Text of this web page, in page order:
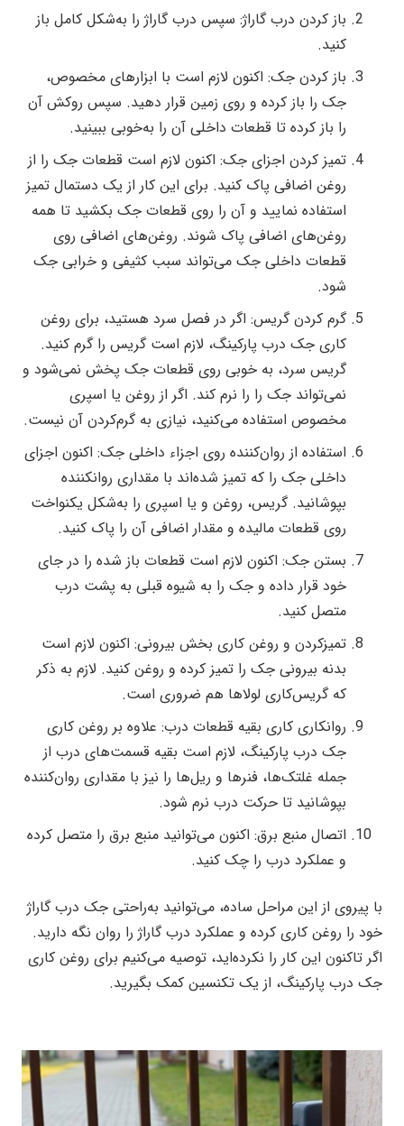
باز کردن درب گاراژ: سپس درب گاراژ را به‌شکل کامل باز
کنید.
باز کردن جک: اکنون لازم است با ابزارهای مخصوص،
جک را باز کرده و روی زمین قرار دهید. سپس روکش آن
را باز کرده تا قطعات داخلی آن را به‌خوبی ببینید.
تمیز کردن اجزای جک: اکنون لازم است قطعات جک را از
روغن اضافی پاک کنید. برای این کار از یک دستمال تمیز
استفاده نمایید و آن را روی قطعات جک بکشید تا همه
روغن‌های اضافی پاک شوند. روغن‌های اضافی روی
قطعات داخلی جک می‌تواند سبب کثیفی و خرابی جک
شود.
گرم کردن گریس: اگر در فصل سرد هستید، برای روغن
کاری جک درب پارکینگ، لازم است گریس را گرم کنید.
گریس سرد، به خوبی روی قطعات جک پخش نمی‌شود و
نمی‌تواند جک را را نرم کند. اگر از روغن یا اسپری
مخصوص استفاده می‌کنید، نیازی به گرم‌کردن آن نیست.
استفاده از روان‌کننده روی اجزاء داخلی جک: اکنون اجزای
داخلی جک را که تمیز شده‌اند با مقداری روان‍کننده
بپوشانید. گریس، روغن و یا اسپری را به‌شکل یکنواخت
روی قطعات مالیده و مقدار اضافی آن را پاک کنید.
بستن جک: اکنون لازم است قطعات باز شده را در جای
خود قرار داده و جک را به شیوه قبلی به پشت درب
متصل کنید.
تمیزکردن و روغن کاری بخش بیرونی: اکنون لازم است
بدنه بیرونی جک را تمیز کرده و روغن کنید. لازم به ذکر
که گریس‌کاری لولاها هم ضروری است.
روانکاری کاری بقیه قطعات درب: علاوه بر روغن کاری
جک درب پارکینگ، لازم است بقیه قسمت‌های درب از
جمله غلتک‌ها، فنر‌ها و ریل‌ها را نیز با مقداری روان‌کننده
بپوشانید تا حرکت درب نرم شود.
اتصال منبع برق: اکنون می‌توانید منبع برق را متصل کرده
و عملکرد درب را چک کنید.
با پیروی از این مراحل ساده، می‌توانید به‌راحتی جک درب گاراژ
خود را روغن کاری کرده و عملکرد درب گاراژ را روان نگه دارید.
اگر تاکنون این کار را نکرده‌اید، توصیه می‌کنیم برای روغن کاری
جک درب پارکینگ، از یک تکنسین کمک بگیرید.